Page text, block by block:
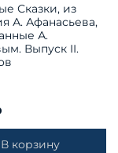
Сказки, из
А. Афанасьева,
А.
Выпуск II.
В корзину